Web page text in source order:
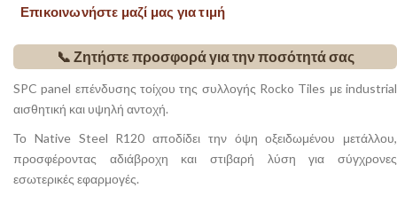
Επικοινωνήστε μαζί μας για τιμή
📞 Ζητήστε προσφορά για την ποσότητά σας
SPC panel επένδυσης τοίχου της συλλογής Rocko Tiles με industrial
αισθητική και υψηλή αντοχή.
Το Native Steel R120 αποδίδει την όψη οξειδωμένου μετάλλου,
προσφέροντας αδιάβροχη και στιβαρή λύση για σύγχρονες
εσωτερικές εφαρμογές.